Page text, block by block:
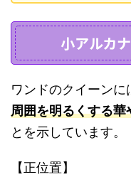
小アルカ
ワンドのクイーンに
周囲を明るくする
とを示しています。
【正位置】